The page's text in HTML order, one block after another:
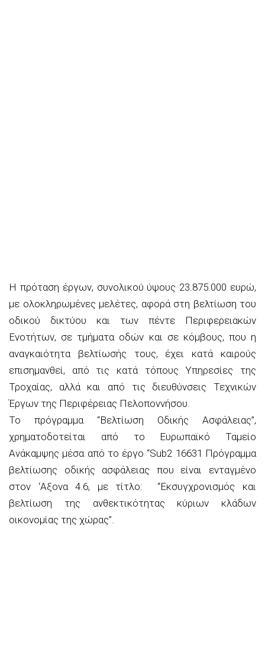
Η πρόταση έργων, συνολικού ύψους 23.875.000 ευρώ,
με ολοκληρωμένες μελέτες, αφορά στη βελτίωση του
οδικού δικτύου και των πέντε Περιφερειακών
Ενοτήτων, σε τμήματα οδών και σε κόμβους, που η
αναγκαιότητα βελτίωσής τους, έχει κατά καιρούς
επισημανθεί, από τις κατά τόπους Υπηρεσίες της
Τροχαίας, αλλά και από τις διευθύνσεις Τεχνικών
Έργων της Περιφέρειας Πελοποννήσου.
Το πρόγραμμα “Βελτίωση Οδικής Ασφάλειας”,
χρηματοδοτείται από το Ευρωπαϊκό Ταμείο
Ανάκαμψης μέσα από το έργο “Sub2 16631 Πρόγραμμα
βελτίωσης οδικής ασφάλειας που είναι ενταγμένο
στον ‘Αξονα 4.6, με τίτλο: “Εκσυγχρονισμός και
βελτίωση της ανθεκτικότητας κύριων κλάδων
οικονομίας της χώρας”.